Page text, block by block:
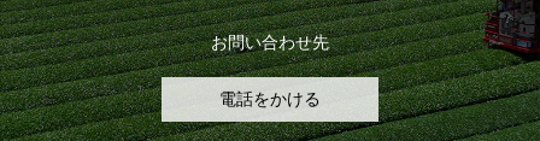
お問い合わせ先
電話をかける